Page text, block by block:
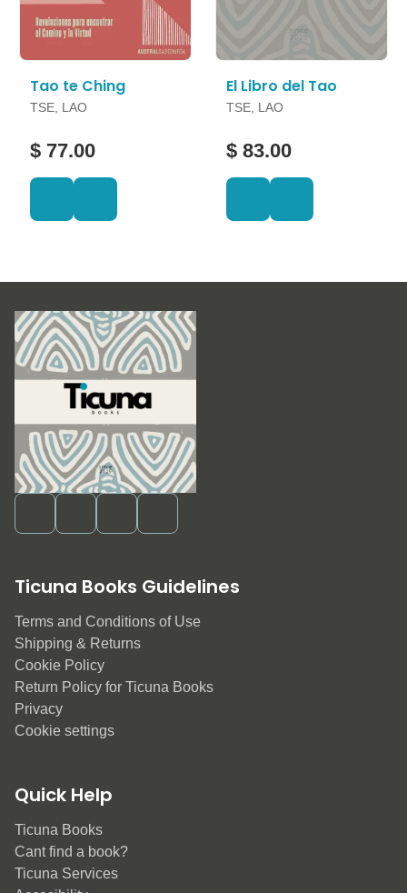
Tao te Ching
TSE, LAO
$ 77.00
El Libro del Tao
TSE, LAO
$ 83.00
Ticuna Books Guidelines
Terms and Conditions of Use
Shipping & Returns
Cookie Policy
Return Policy for Ticuna Books
Privacy
Cookie settings
Quick Help
Ticuna Books
Cant find a book?
Ticuna Services